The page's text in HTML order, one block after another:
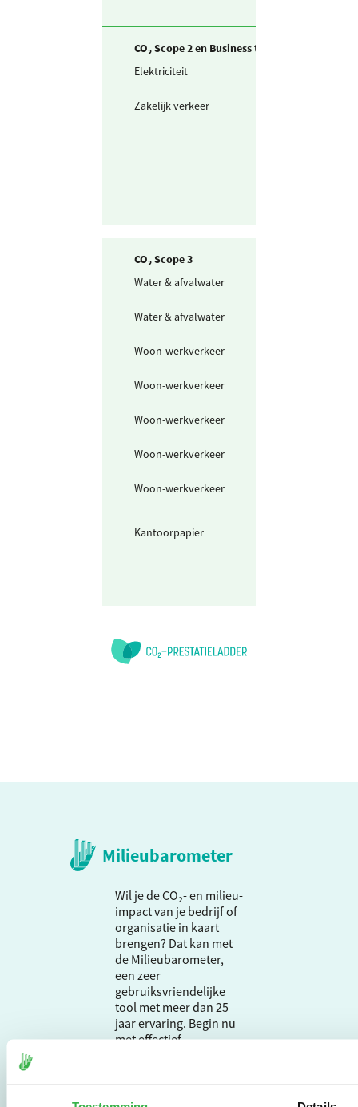
CO₂ Scope 2 en Business travel
Elektriciteit
Zakelijk verkeer
CO₂ Scope 3
Water & afvalwater
Water & afvalwater
Woon-werkverkeer
Woon-werkverkeer
Woon-werkverkeer
Woon-werkverkeer
Woon-werkverkeer
Kantoorpapier
Milieubarometer
Wil je de CO₂- en milieu-
impact van je bedrijf of
organisatie in kaart
brengen? Dat kan met
de Milieubarometer,
een zeer
gebruiksvriendelijke
tool met meer dan 25
jaar ervaring. Begin nu
met effectief